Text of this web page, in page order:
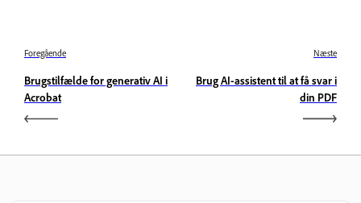
Foregående
Brugstilfælde for generativ AI i
Acrobat
Næste
Brug AI-assistent til at få svar i
din PDF